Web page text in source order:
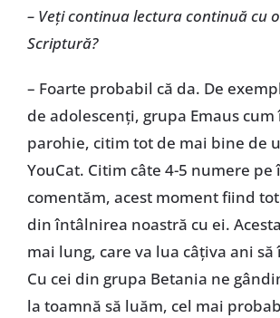
– Veţi continua lectura continuă cu
Scriptură?
– Foarte probabil că da. De
de adolescenţi, grupa Emaus
parohie, citim tot de mai bine de
YouCat. Citim câte 4-5 numere
comentăm, acest moment fiind
din întâlnirea noastră cu ei.
mai lung, care va lua câţiva ani
Cu cei din grupa Betania ne
la toamnă să luăm, cel mai